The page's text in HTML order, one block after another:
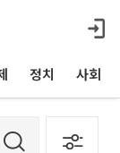
정치 사회